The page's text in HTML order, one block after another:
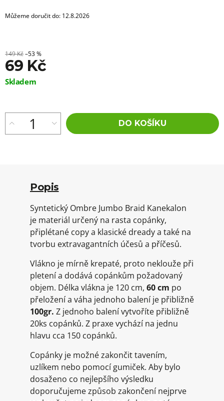
Můžeme doručit do: 12.8.2026
149 Kč–53 %
69 Kč
Měrná
Skladem
DO KOŠÍKU
Popis
Syntetický Ombre Jumbo Braid Kanekalon
je materiál určený na rasta copánky,
připlétané copy a klasické dready a také na
tvorbu extravagantních účesů a příčesů.
Vlákno je mírně krepaté, proto neklouže při
pletení a dodává copánkům požadovaný
objem. Délka vlákna je 120 cm, 60 cm po
přeložení a váha jednoho balení je přibližně
100gr. Z jednoho balení vytvoříte přibližně
20ks copánků. Z praxe vychází na jednu
hlavu cca 150 copánků.
Copánky je možné zakončit tavením,
uzlíkem nebo pomocí gumiček. Aby bylo
dosaženo co nejlepšího výsledku
doporučujeme způsob zakončení nejprve